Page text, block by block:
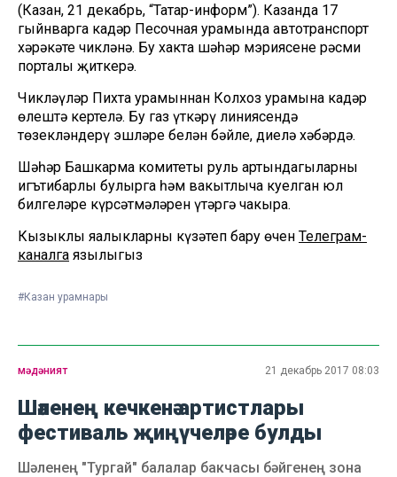
(Казан, 21 декабрь, “Татар-информ”). Казанда 17
гыйнварга кадәр Песочная урамында автотранспорт
хәрәкәте чикләнә. Бу хакта шәһәр мэриясенең рәсми
порталы җиткерә.
Чикләүләр Пихта урамыннан Колхоз урамына кадәр
өлештә кертелә. Бу газ үткәрү линиясендә
төзекләндерү эшләре белән бәйле, диелә хәбәрдә.
Шәһәр Башкарма комитеты руль артындагыларны
игътибарлы булырга һәм вакытлыча куелган юл
билгеләре күрсәтмәләрен үтәргә чакыра.
Кызыклы яңалыкларны күзәтеп бару өчен Телеграм-
каналга язылыгыз
#Казан урамнары
мәдәният 21 декабрь 2017 08:03
Шәленең кечкенә артистлары
фестиваль җиңүчеләре булды
Шәленең "Тургай" балалар бакчасы бәйгенең зона